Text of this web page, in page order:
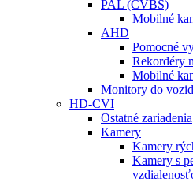
PAL (CVBS)
Mobilné
AHD
Pomocné
Rekordéry
Mobilné
Monitory do
HD-CVI
Ostatné zariadenia
Kamery
Kamery
Kamery s